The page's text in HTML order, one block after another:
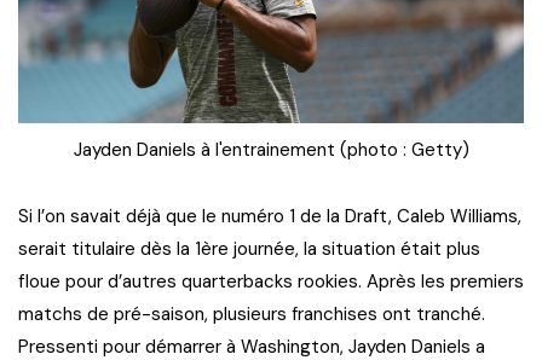
Jayden Daniels à l'entrainement (photo : Getty)
Si l’on savait déjà que le numéro 1 de la Draft, Caleb Williams,
serait titulaire dès la 1ère journée, la situation était plus
floue pour d’autres quarterbacks rookies. Après les premiers
matchs de pré-saison, plusieurs franchises ont tranché.
Pressenti pour démarrer à Washington, Jayden Daniels a